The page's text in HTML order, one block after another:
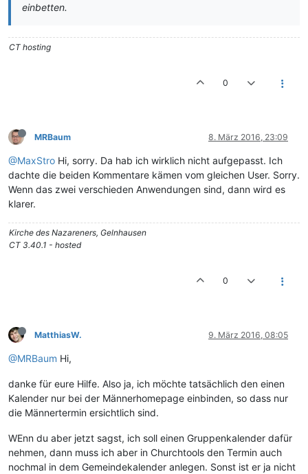
einbetten.
CT hosting
0
MRBaum 8. März 2016, 23:09
@MaxStro Hi, sorry. Da hab ich wirklich nicht aufgepasst. Ich
dachte die beiden Kommentare kämen vom gleichen User. Sorry.
Wenn das zwei verschieden Anwendungen sind, dann wird es
klarer.
Kirche des Nazareners, Gelnhausen
CT 3.40.1 - hosted
0
MatthiasW. 9. März 2016, 08:05
@MRBaum Hi,
danke für eure Hilfe. Also ja, ich möchte tatsächlich den einen
Kalender nur bei der Männerhomepage einbinden, so dass nur
die Männertermin ersichtlich sind.
WEnn du aber jetzt sagst, ich soll einen Gruppenkalender dafür
nehmen, dann muss ich aber in Churchtools den Termin auch
nochmal in dem Gemeindekalender anlegen. Sonst ist er ja nicht